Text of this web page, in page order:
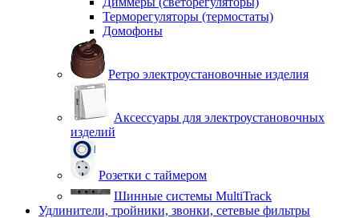
Терморегуляторы (термостаты)
Домофоны
Ретро электроустановочные изделия
Аксессуары для электроустановочных
изделий
Розетки с таймером
Шинные системы MultiTrack
Удлинители, тройники, звонки, сетевые фильтры